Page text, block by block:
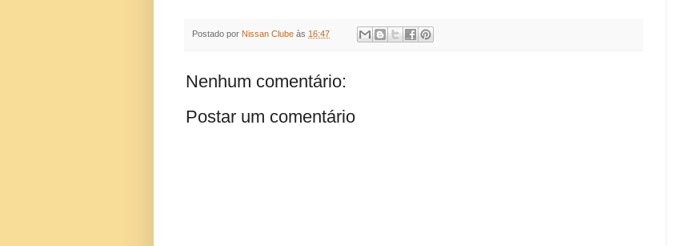
Postado por Nissan Clube às 16:47
Nenhum comentário:
Postar um comentário